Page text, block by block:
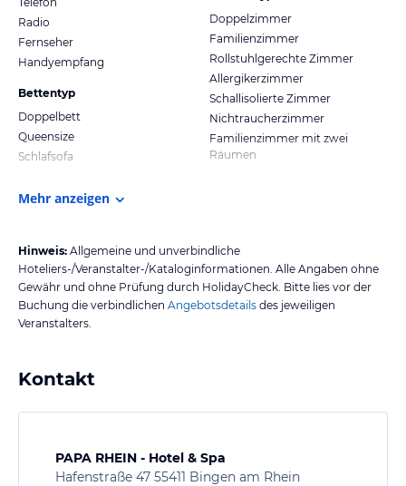
Radio
Fernseher
Handyempfang
Bettentyp
Doppelbett
Queensize
Schlafsofa
Doppelzimmer
Familienzimmer
Rollstuhlgerechte Zimmer
Allergikerzimmer
Schallisolierte Zimmer
Nichtraucherzimmer
Familienzimmer mit zwei
Räumen
Mehr anzeigen
Hinweis: Allgemeine und unverbindliche
Hoteliers-/Veranstalter-/Kataloginformationen. Alle Angaben ohne
Gewähr und ohne Prüfung durch HolidayCheck. Bitte lies vor der
Buchung die verbindlichen Angebotsdetails des jeweiligen
Veranstalters.
Kontakt
PAPA RHEIN - Hotel & Spa
Hafenstraße 47 55411 Bingen am Rhein